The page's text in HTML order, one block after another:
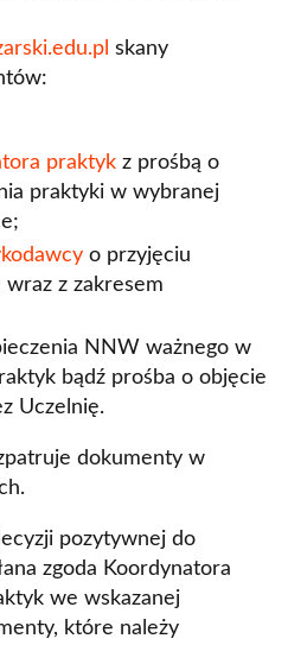
skany
praktyk z prośbą o
praktyki w wybranej
o przyjęciu
z zakresem
NNW ważnego w
bądź prośba o objęcie
Uczelnię.
dokumenty w
pozytywnej do
zgoda Koordynatora
we wskazanej
które należy
Erasmus+
i Administracji